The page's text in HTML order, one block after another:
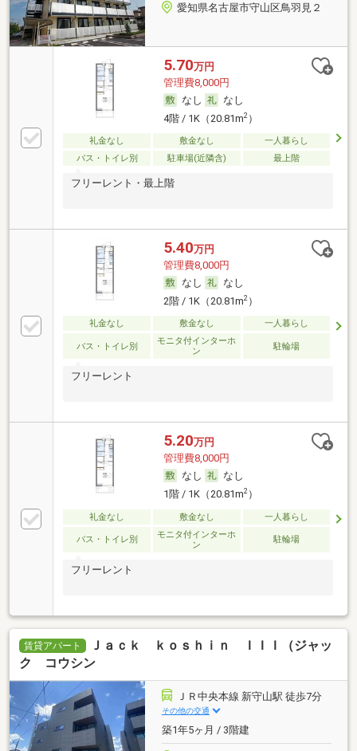
愛知県名古屋市守山区鳥羽見２
5.70万円
管理費8,000円
なし
なし
4階 / 1K（20.81m2）
礼金なし 敷金なし
一人暮らし
バス・トイレ別
駐車場(近隣含) 最上階
フリーレント・最上階
5.40万円
管理費8,000円
なし
なし
2階 / 1K（20.81m2）
礼金なし 敷金なし 一人暮らし
バス・トイレ別
モニタ付インターホ
ン
駐輪場
フリーレント
5.20万円
管理費8,000円
なし
なし
1階 / 1K（20.81m2）
礼金なし 敷金なし 一人暮らし
バス・トイレ別
モニタ付インターホ
ン
駐輪場
フリーレント
賃貸アパート
Ｊａｃｋ ｋｏｓｈｉｎ ＩＩＩ（ジャッ
ク コウシン
ＪＲ中央本線 新守山駅 徒歩7分
その他の交通
築1年5ヶ月 / 3階建